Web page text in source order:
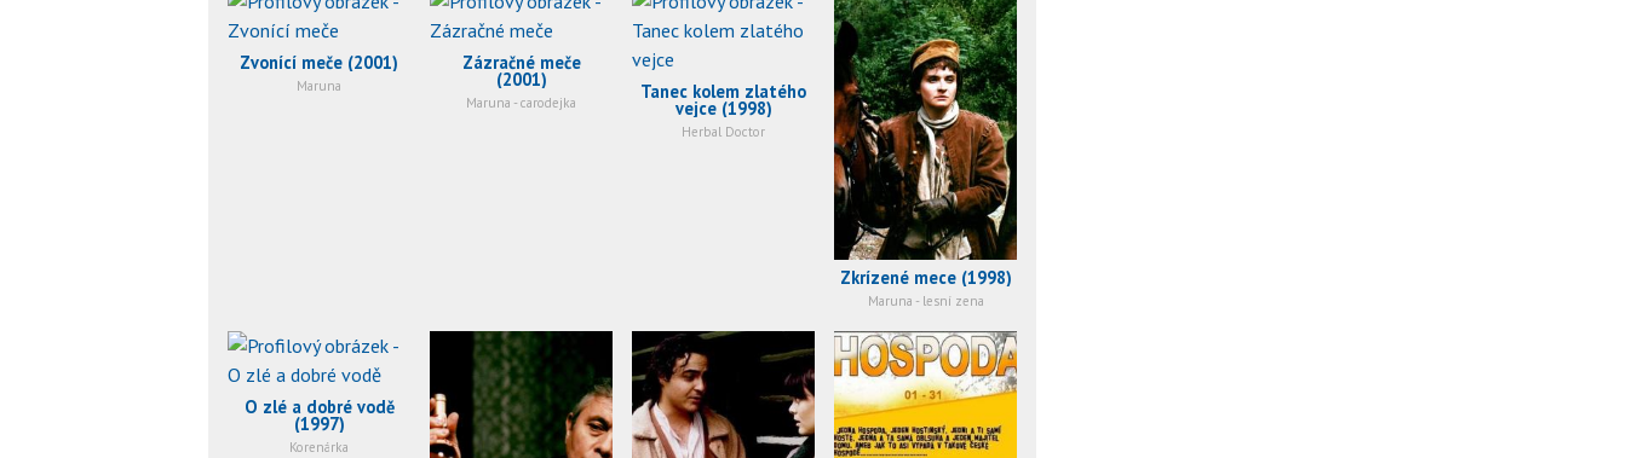
Zvonící meče (2001)
Maruna
Zázračné meče
(2001)
Maruna - carodejka Tanec kolem zlatého
vejce (1998)
Herbal Doctor
Zkrízené mece (1998)
Maruna - lesní zena
O zlé a dobré vodě
(1997)
Korenárka